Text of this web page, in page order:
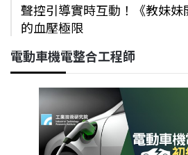
聲控引導實時互動！《教妹
的血壓極限
電動車機電整合工程師